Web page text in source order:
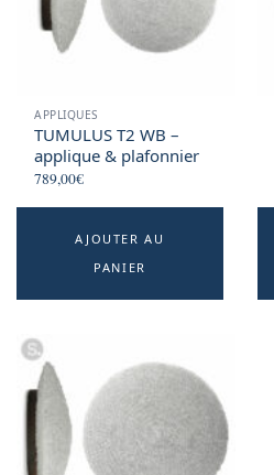
APPLIQUES
TUMULUS T2 WB –
applique & plafonnier
789,00€
AJOUTER AU
PANIER